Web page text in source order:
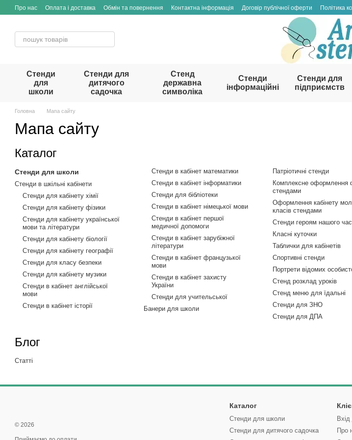
Перейти до основного контенту
Про нас Оплата і доставка Обмін та повернення Контактна інформація Договір публічної оферти Політика
Стенди
для
школи
Стенди для
дитячого
садочка
Стенд
державна
символіка
Стенди
інформаційні
Стенди для
підприємств
Головна Мапа сайту
Мапа сайту
Каталог
Стенди для школи
Стенди в шкільні кабінети
Стенди для кабінету хімії
Стенди для кабінету фізики
Стенди для кабінету української
мови та літератури
Стенди для кабінету біології
Стенди для кабінету географії
Стенди для класу безпеки
Стенди для кабінету музики
Стенди в кабінет англійської
мови
Стенди в кабінет історії
Стенди в кабінет математики
Стенди в кабінет інформатики
Стенди для бібліотеки
Стенди в кабінет німецької мови
Стенди в кабінет першої
медичної допомоги
Стенди в кабінет зарубіжної
літератури
Стенди в кабінет французької
мови
Стенди в кабінет захисту
України
Стенди для учительської
Банери для школи
Патріотичні стенди
Комплексне оформлення
стендами
Оформлення кабінету
класів стендами
Стенди героям нашого
Класні куточки
Таблички для кабінетів
Спортивні стенди
Портрети відомих
Стенд розклад уроків
Стенд меню для їдальні
Стенди для ЗНО
Стенди для ДПА
Блог
Статті
© 2026
Каталог
Стенди для школи
Стенди для дитячого садочка
Вхід
Про